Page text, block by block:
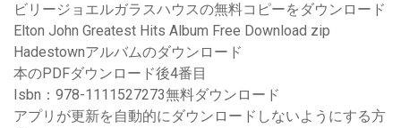
ビリージョエルガラスハウスの無料コピーをダウンロード
Elton John Greatest Hits Album Free Download zip
Hadestownアルバムのダウンロード
本のPDFダウンロード後4番目
Isbn：978-1111527273無料ダウンロード
アプリが更新を自動的にダウンロードしないようにする方